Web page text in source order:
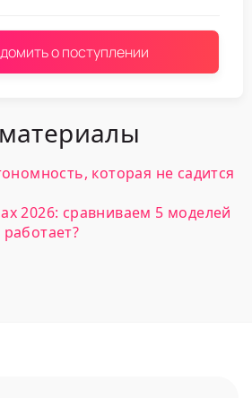
о поступлении
которая не садится
2026: сравниваем 5 моделей